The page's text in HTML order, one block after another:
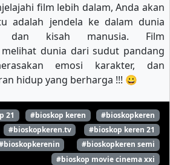
film lebih dalam, Anda akan
adalah jendela ke dalam dunia
dan kisah manusia. Film
dunia dari sudut pandang
emosi karakter, dan
hidup yang berharga !!! 😀
21 #bioskop keren
#bioskopkeren
#bioskopkeren.tv
#bioskop keren 21
#bioskopkeren semi
#bioskop movie cinema xxi